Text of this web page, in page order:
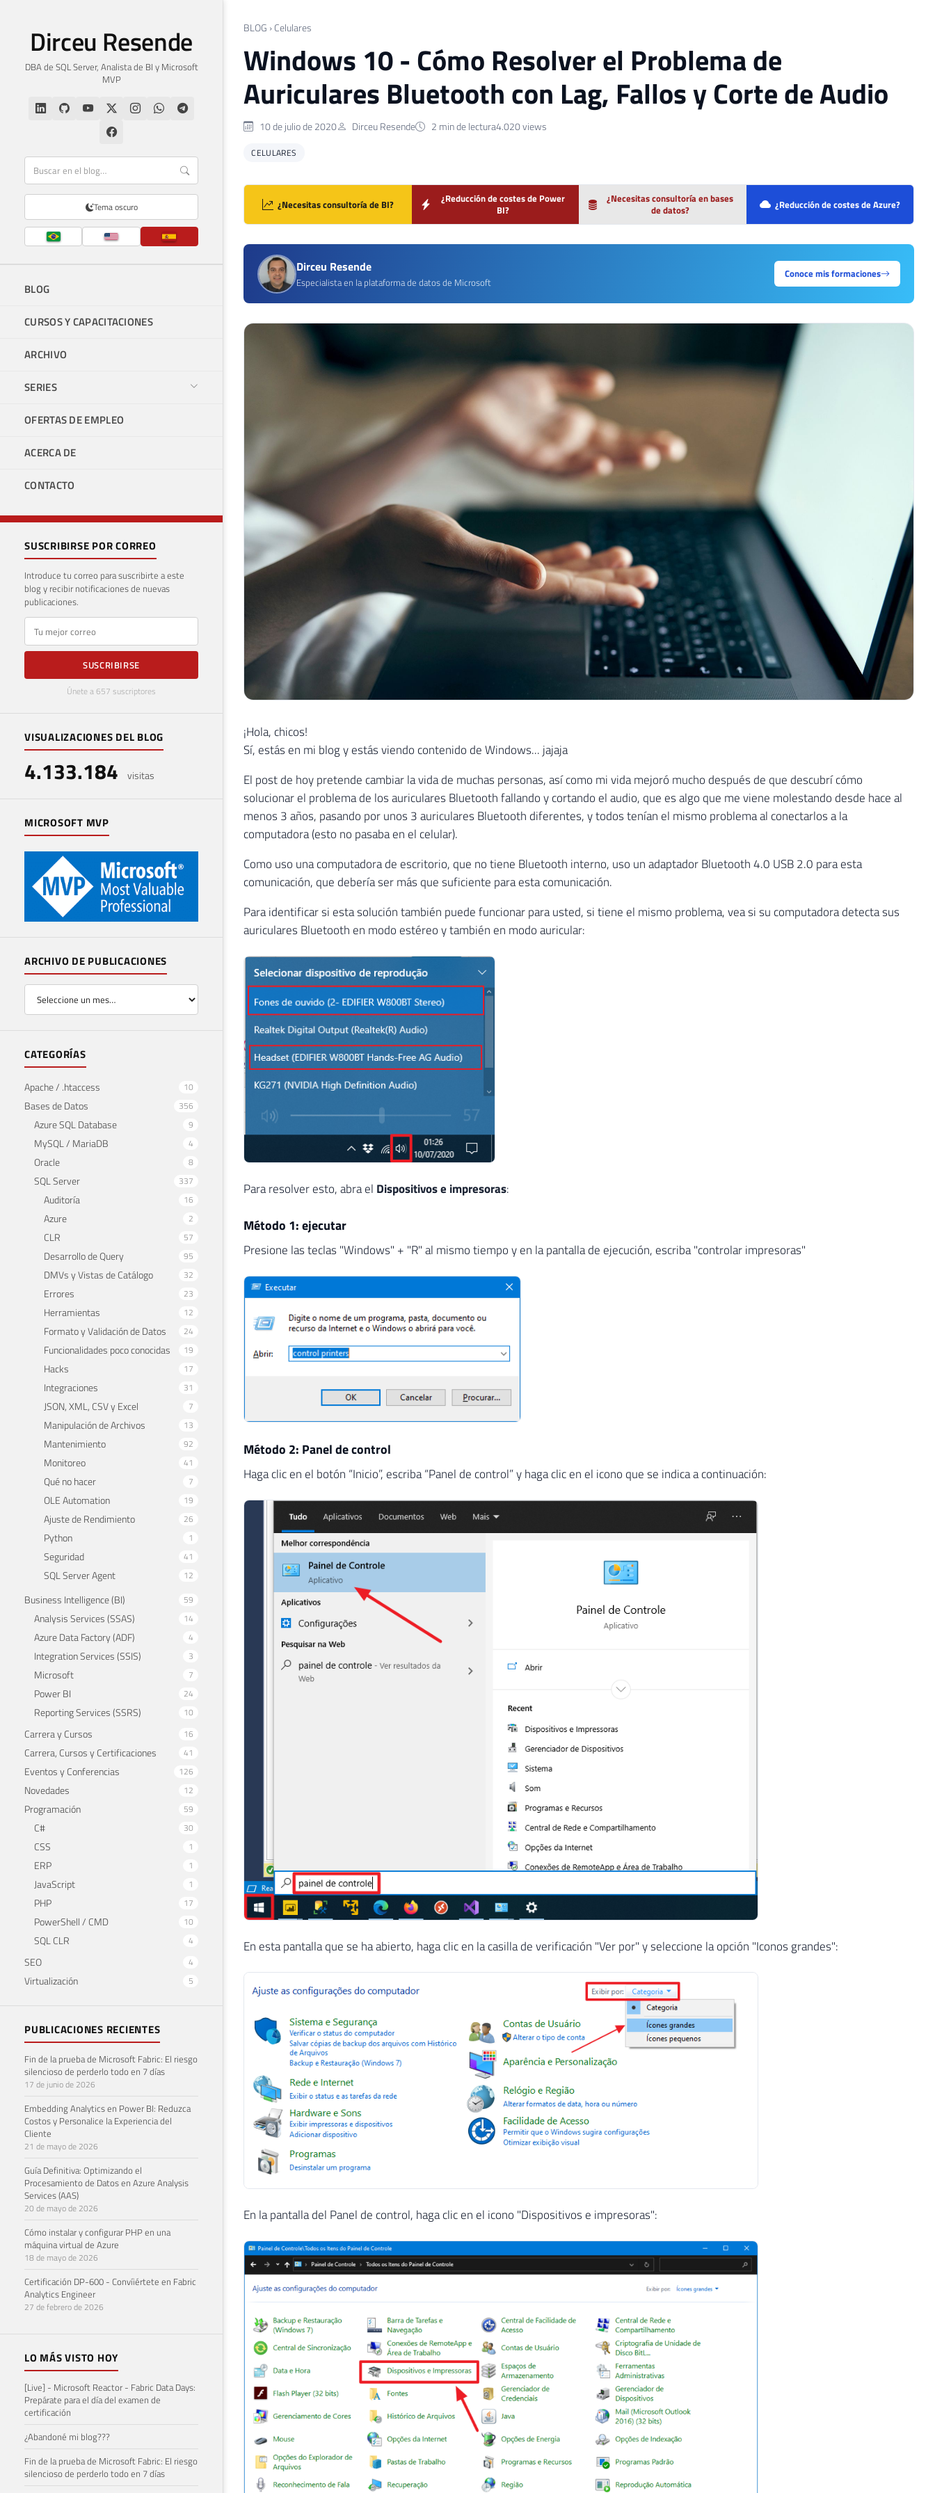
Dirceu Resende
DBA de SQL Server, Analista de BI y Microsoft
MVP
Tema oscuro
BLOG
CURSOS Y CAPACITACIONES
ARCHIVO
SERIES
OFERTAS DE EMPLEO
ACERCA DE
CONTACTO
SUSCRIBIRSE POR CORREO
Introduce tu correo para suscribirte a este
blog y recibir notificaciones de nuevas
publicaciones.
E-mail
SUSCRIBIRSE
Únete a 657 suscriptores
VISUALIZACIONES DEL BLOG
4.133.184 visitas
MICROSOFT MVP
ARCHIVO DE PUBLICACIONES
CATEGORÍAS
Apache / .htaccess 10
Bases de Datos 356
Azure SQL Database 9
MySQL / MariaDB 4
Oracle 8
SQL Server 337
Auditoría 16
Azure 2
CLR 57
Desarrollo de Query 95
DMVs y Vistas de Catálogo 32
Errores 23
Herramientas 12
Formato y Validación de Datos 24
Funcionalidades poco conocidas 19
Hacks 17
Integraciones 31
JSON, XML, CSV y Excel 7
Manipulación de Archivos 13
Mantenimiento 92
Monitoreo 41
Qué no hacer 7
OLE Automation 19
Ajuste de Rendimiento 26
Python 1
Seguridad 41
SQL Server Agent 12
Business Intelligence (BI) 59
Analysis Services (SSAS) 14
Azure Data Factory (ADF) 4
Integration Services (SSIS) 3
Microsoft 7
Power BI 24
Reporting Services (SSRS) 10
Carrera y Cursos 16
Carrera, Cursos y Certificaciones 41
Eventos y Conferencias 126
Novedades 12
Programación 59
C# 30
CSS 1
ERP 1
JavaScript 1
PHP 17
PowerShell / CMD 10
SQL CLR 4
SEO 4
Virtualización 5
PUBLICACIONES RECIENTES
Fin de la prueba de Microsoft Fabric: El riesgo
silencioso de perderlo todo en 7 días
17 de junio de 2026
Embedding Analytics en Power BI: Reduzca
Costos y Personalice la Experiencia del
Cliente
21 de mayo de 2026
Guía Definitiva: Optimizando el
Procesamiento de Datos en Azure Analysis
Services (AAS)
20 de mayo de 2026
Cómo instalar y configurar PHP en una
máquina virtual de Azure
18 de mayo de 2026
Certificación DP-600 - Convíiértete en Fabric
Analytics Engineer
27 de febrero de 2026
LO MÁS VISTO HOY
[Live] - Microsoft Reactor - Fabric Data Days:
Prepárate para el día del examen de
certificación
¿Abandoné mi blog???
Fin de la prueba de Microsoft Fabric: El riesgo
silencioso de perderlo todo en 7 días
BLOG › Celulares
Windows 10 - Cómo Resolver el Problema de
Auriculares Bluetooth con Lag, Fallos y Corte de Audio
10 de julio de 2020 Dirceu Resende 2 min de lectura4.020 views
CELULARES
¿Necesitas consultoría de BI?
¿Reducción de costes de Power
BI?
¿Necesitas consultoría en bases
de datos?
¿Reducción de costes de Azure?
Dirceu Resende
Especialista en la plataforma de datos de Microsoft
Conoce mis formaciones
¡Hola, chicos!
Sí, estás en mi blog y estás viendo contenido de Windows... jajaja
El post de hoy pretende cambiar la vida de muchas personas, así como mi vida mejoró mucho después de que descubrí cómo
solucionar el problema de los auriculares Bluetooth fallando y cortando el audio, que es algo que me viene molestando desde hace al
menos 3 años, pasando por unos 3 auriculares Bluetooth diferentes, y todos tenían el mismo problema al conectarlos a la
computadora (esto no pasaba en el celular).
Como uso una computadora de escritorio, que no tiene Bluetooth interno, uso un adaptador Bluetooth 4.0 USB 2.0 para esta
comunicación, que debería ser más que suficiente para esta comunicación.
Para identificar si esta solución también puede funcionar para usted, si tiene el mismo problema, vea si su computadora detecta sus
auriculares Bluetooth en modo estéreo y también en modo auricular:
Para resolver esto, abra el Dispositivos e impresoras:
Método 1: ejecutar
Presione las teclas "Windows" + "R" al mismo tiempo y en la pantalla de ejecución, escriba "controlar impresoras"
Método 2: Panel de control
Haga clic en el botón “Inicio”, escriba “Panel de control” y haga clic en el icono que se indica a continuación:
En esta pantalla que se ha abierto, haga clic en la casilla de verificación "Ver por" y seleccione la opción "Iconos grandes":
En la pantalla del Panel de control, haga clic en el icono "Dispositivos e impresoras":